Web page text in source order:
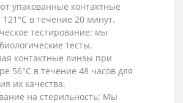
упакованные контактные
в течение 20 минут.
тестирование: мы
тесты,
контактные линзы при
56°C в течение 48 часов для
их качества.
на стерильность: Мы